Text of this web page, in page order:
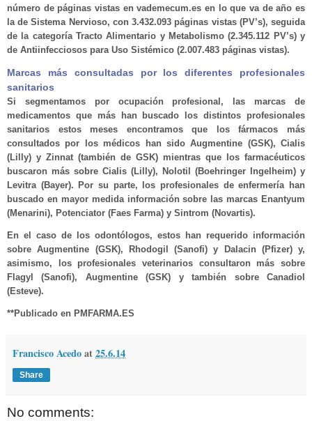
número de páginas vistas en vademecum.es en lo que va de año es
la de Sistema Nervioso, con 3.432.093 páginas vistas (PV’s), seguida
de la categoría Tracto Alimentario y Metabolismo (2.345.112 PV’s) y
de Antiinfecciosos para Uso Sistémico (2.007.483 páginas vistas).
Marcas más consultadas por los diferentes profesionales
sanitarios
Si segmentamos por ocupación profesional, las marcas de
medicamentos que más han buscado los distintos profesionales
sanitarios estos meses encontramos que los fármacos más
consultados por los médicos han sido Augmentine (GSK), Cialis
(Lilly) y Zinnat (también de GSK) mientras que los farmacéuticos
buscaron más sobre Cialis (Lilly), Nolotil (Boehringer Ingelheim) y
Levitra (Bayer). Por su parte, los profesionales de enfermería han
buscado en mayor medida información sobre las marcas Enantyum
(Menarini), Potenciator (Faes Farma) y Sintrom (Novartis).
En el caso de los odontólogos, estos han requerido información
sobre Augmentine (GSK), Rhodogil (Sanofi) y Dalacin (Pfizer) y,
asimismo, los profesionales veterinarios consultaron más sobre
Flagyl (Sanofi), Augmentine (GSK) y también sobre Canadiol
(Esteve).
**Publicado en PMFARMA.ES
Francisco Acedoat25.6.14
Share
No comments: